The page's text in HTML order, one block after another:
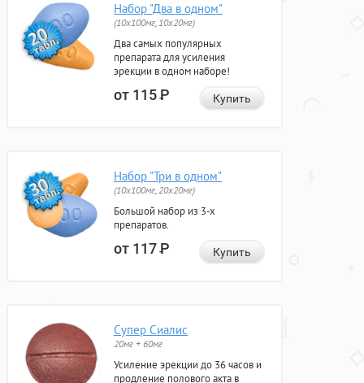
Набор "Два в одном"
(10x100мг, 10x20мг)
Два самых популярных
препарата для усиления
эрекции в одном наборе!
от 115Р Купить
Набор "Три в одном"
(10x100мг, 20x20мг)
Большой набор из 3-х
препаратов.
от 117Р Купить
Супер Сиалис
20мг + 60мг
Усиление эрекции до 36 часов и
продление полового акта в